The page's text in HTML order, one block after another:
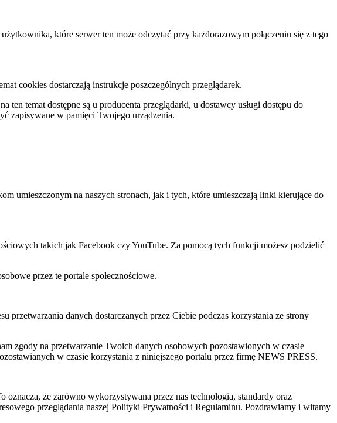
które serwer ten może odczytać przy każdorazowym połączeniu się z tego
cookies dostarczają instrukcje poszczególnych przeglądarek.
temat dostępne są u producenta przeglądarki, u dostawcy usługi dostępu do
zapisywane w pamięci Twojego urządzenia.
umieszczonym na naszych stronach, jak i tych, które umieszczają linki kierujące do
takich jak Facebook czy YouTube. Za pomocą tych funkcji możesz podzielić
przez te portale społecznościowe.
danych dostarczanych przez Ciebie podczas korzystania ze strony
zgody na przetwarzanie Twoich danych osobowych pozostawionych w czasie
w czasie korzystania z niniejszego portalu przez firmę NEWS PRESS.
że zarówno wykorzystywana przez nas technologia, standardy oraz
przeglądania naszej Polityki Prywatności i Regulaminu. Pozdrawiamy i witamy